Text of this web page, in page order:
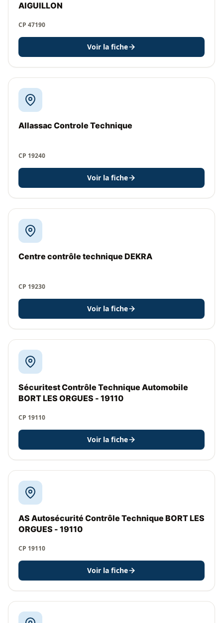
AIGUILLON
CP 47190
Voir la fiche
Allassac Controle Technique
CP 19240
Voir la fiche
Centre contrôle technique DEKRA
CP 19230
Voir la fiche
Sécuritest Contrôle Technique Automobile
BORT LES ORGUES - 19110
CP 19110
Voir la fiche
AS Autosécurité Contrôle Technique BORT LES
ORGUES - 19110
CP 19110
Voir la fiche